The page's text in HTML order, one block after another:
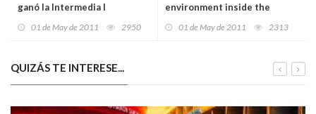
ganó la Intermedia I
01 de May de 2011 2950
environment inside the
Fukushima Daiichi Nuclear
01 de May de 2011 2313
QUIZÁS TE INTERESE...